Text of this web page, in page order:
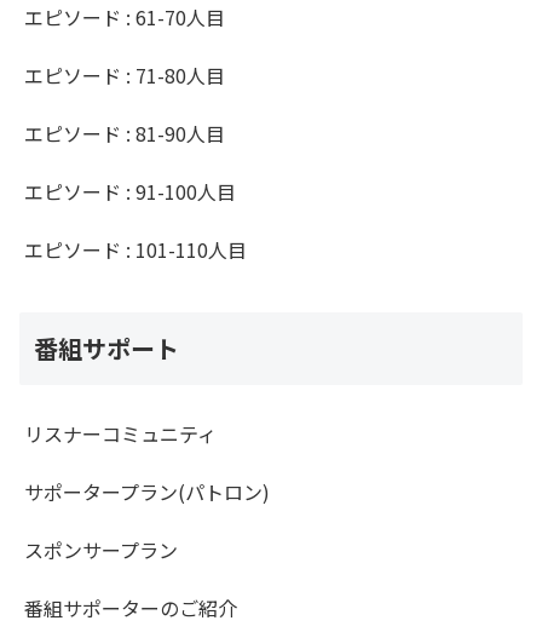
エピソード : 61-70人目
エピソード : 71-80人目
エピソード : 81-90人目
エピソード : 91-100人目
エピソード : 101-110人目
番組サポート
リスナーコミュニティ
サポータープラン(パトロン)
スポンサープラン
番組サポーターのご紹介